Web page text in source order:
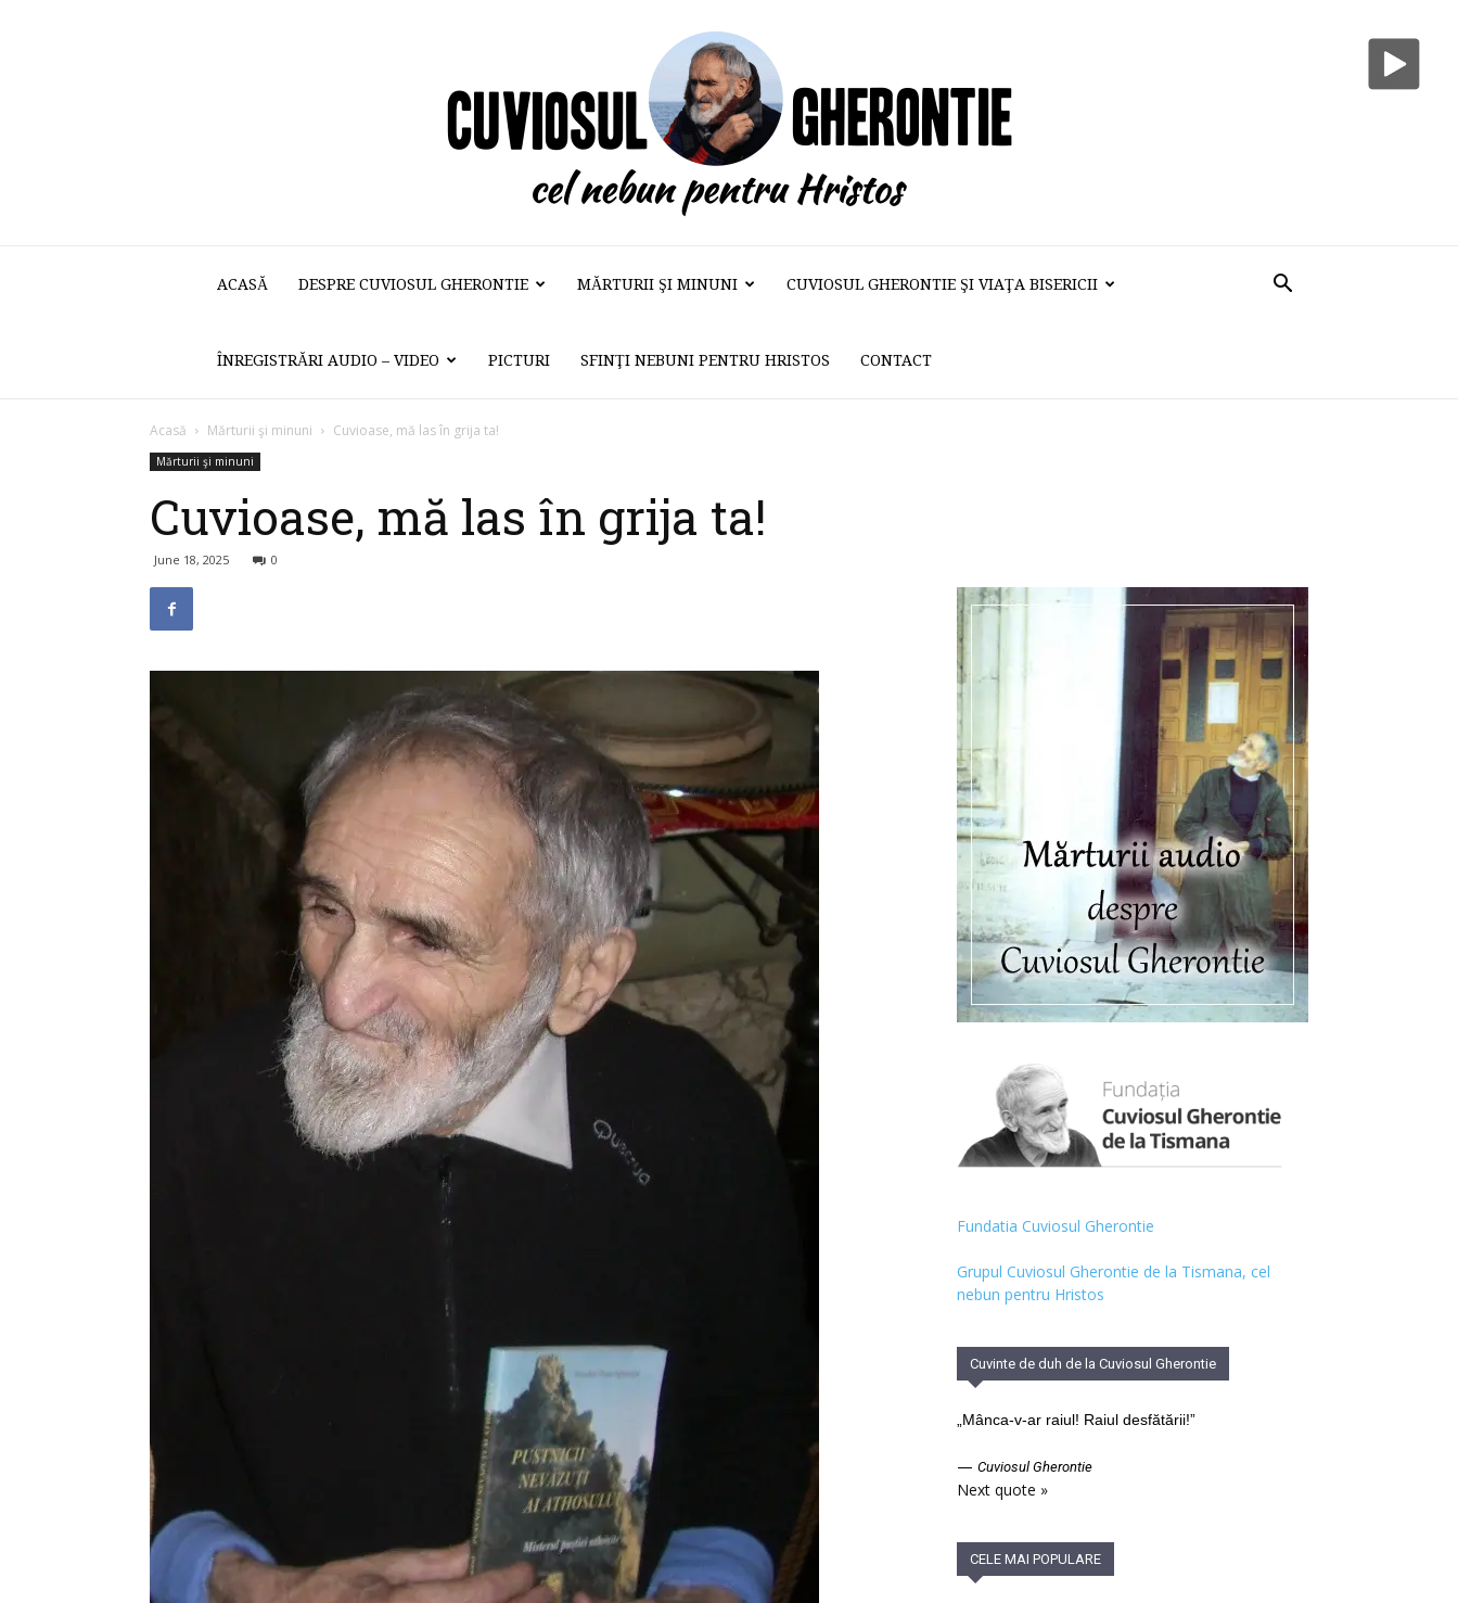
Cuviosul
pentru
Hristos
ACASĂ DESPRE CUVIOSUL GHERONTIE MĂRTURII ŞI MINUNI CUVIOSUL GHERONTIE ŞI VIAŢA BISERICII
ÎNREGISTRĂRI AUDIO – VIDEO PICTURI SFINŢI NEBUNI PENTRU HRISTOS CONTACT
Acasă Mărturii şi minuni Cuvioase, mă las în grija ta!
Mărturii şi minuni
Cuvioase, mă las în grija ta!
June 18, 2025 0
Fundatia Cuviosul Gherontie
Grupul Cuviosul Gherontie de la Tismana, cel
nebun pentru Hristos
Cuvinte de duh de la Cuviosul Gherontie
„Mânca-v-ar raiul! Raiul desfătării!”
— Cuviosul Gherontie
Next quote »
CELE MAI POPULARE